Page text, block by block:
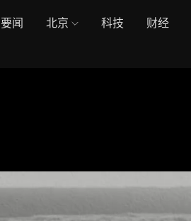
要闻 北京 科技 财经